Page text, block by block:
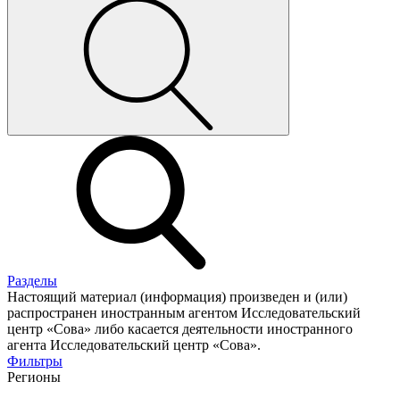
Разделы
Настоящий материал (информация) произведен и (или)
распространен иностранным агентом Исследовательский
центр «Сова» либо касается деятельности иностранного
агента Исследовательский центр «Сова».
Фильтры
Регионы